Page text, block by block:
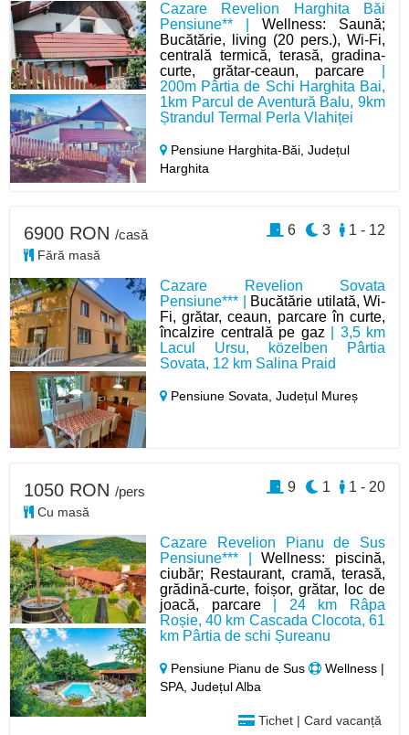
Cazare Revelion Harghita Băi
Pensiune** |Wellness: Saună;
Bucătărie, living (20 pers.), Wi-Fi,
centrală termică, terasă, gradina-
curte, grătar-ceaun, parcare
200m Pârtia de Schi Harghita Bai,
1km Parcul de Aventură Balu, 9km
Ștrandul Termal Perla Vlahiței
Pensiune Harghita-Băi,Județul
Harghita
Cazare Revelion Sovata
Pensiune*** |
Bucătărie utilată, Wi-
Fi, grătar, ceaun, parcare în curte,
încalzire centrală pe gaz | 3,5 km
Lacul Ursu, közelben Pârtia
Sovata, 12 km Salina Praid
Pensiune Sovata,Județul Mureș
6900 RON /casă
Fără masă
1 - 12
3
6
Cazare Revelion Pianu de Sus
Pensiune*** |Wellness: piscină,
ciubăr; Restaurant, cramă, terasă,
grădină-curte, foișor, grătar, loc de
joacă, parcare| 24 km Râpa
Roșie, 40 km Cascada Clocota, 61
km Pârtia de schi Șureanu
Pensiune Pianu de Sus
Wellness |
SPA, Județul Alba
Tichet | Card vacanță
1050 RON /pers
Cu masă
1 - 20
1
9